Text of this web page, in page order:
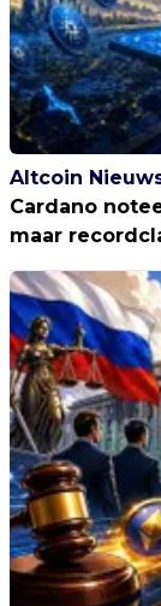
Altcoin
Cardano
maar